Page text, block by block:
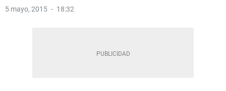
5 mayo, 2015 18:32